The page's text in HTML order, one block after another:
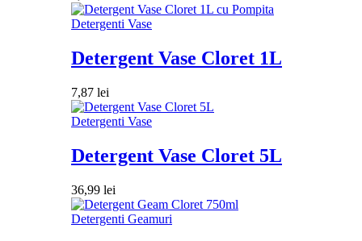
Detergenti Vase
Detergent Vase Cloret 1L
7,87 lei
Detergenti Vase
Detergent Vase Cloret 5L
36,99 lei
Detergenti Geamuri